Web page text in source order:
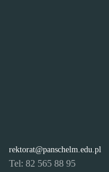
rektorat@panschelm.edu.pl
Tel: 82 565 88 95